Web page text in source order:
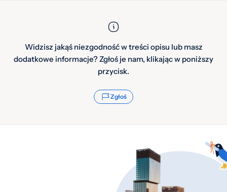
Widzisz jakąś niezgodność w treści opisu lub masz
dodatkowe informacje? Zgłoś je nam, klikając w poniższy
przycisk.
Zgłoś